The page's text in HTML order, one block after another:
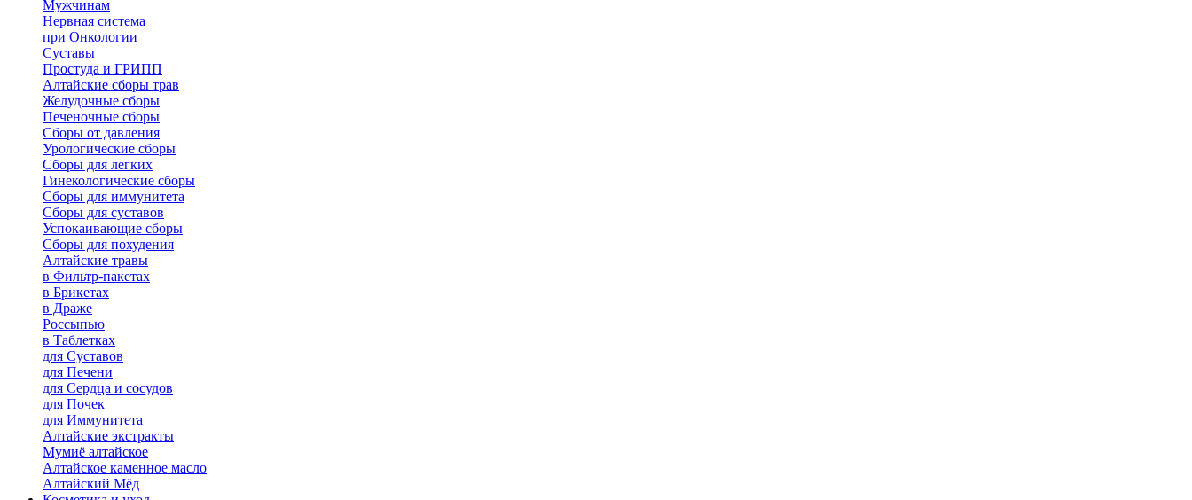
Мужчинам
Нервная система
при Онкологии
Суставы
Простуда и ГРИПП
Алтайские сборы трав
Желудочные сборы
Печеночные сборы
Сборы от давления
Урологические сборы
Сборы для легких
Гинекологические сборы
Сборы для иммунитета
Сборы для суставов
Успокаивающие сборы
Сборы для похудения
Алтайские травы
в Фильтр-пакетах
в Брикетах
в Драже
Россыпью
в Таблетках
для Cуставов
для Печени
для Сердца и сосудов
для Почек
для Иммунитета
Алтайские экстракты
Мумиё алтайское
Алтайское каменное масло
Алтайский Мёд